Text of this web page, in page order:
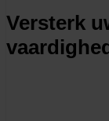
Versterk